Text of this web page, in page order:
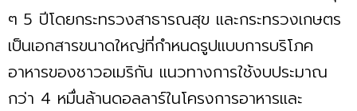
ๆ 5 ปีโดยกระทรวงสาธารณสุข และกระทรวงเกษตร
เป็นเอกสารขนาดใหญ่ที่กำหนดรูปแบบการบริโภค
อาหารของชาวอเมริกัน แนวทางการใช้งบประมาณ
กว่า 4 หมื่นล้านดอลลาร์ในโครงการอาหารและ